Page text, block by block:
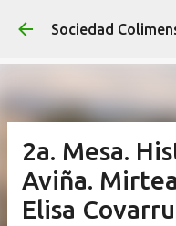
Ir al
2a. Mesa.
Aviña.
Elisa